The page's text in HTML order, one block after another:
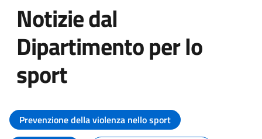
Notizie dal
Dipartimento per lo
sport
Tutti i contenuti della pagina
Prevenzione della violenza nello sport